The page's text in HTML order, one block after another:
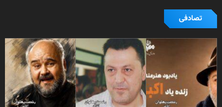
تصادفی